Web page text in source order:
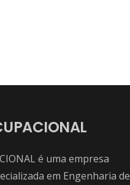
é uma empresa
em Engenharia de